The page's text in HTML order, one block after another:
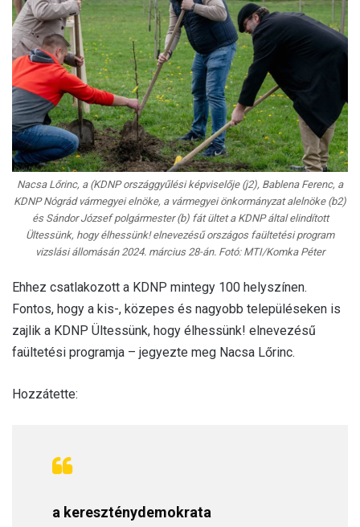
Nacsa Lőrinc, a (KDNP országgyűlési képviselője (j2), Bablena Ferenc, a
KDNP Nógrád vármegyei elnöke, a vármegyei önkormányzat alelnöke (b2)
és Sándor József polgármester (b) fát ültet a KDNP által elindított
Ültessünk, hogy élhessünk! elnevezésű országos faültetési program
vizslási állomásán 2024. március 28-án. Fotó: MTI/Komka Péter
Ehhez csatlakozott a KDNP mintegy 100 helyszínen.
Fontos, hogy a kis-, közepes és nagyobb településeken is
zajlik a KDNP Ültessünk, hogy élhessünk! elnevezésű
faültetési programja – jegyezte meg Nacsa Lőrinc.
Hozzátette:
a kereszténydemokrata